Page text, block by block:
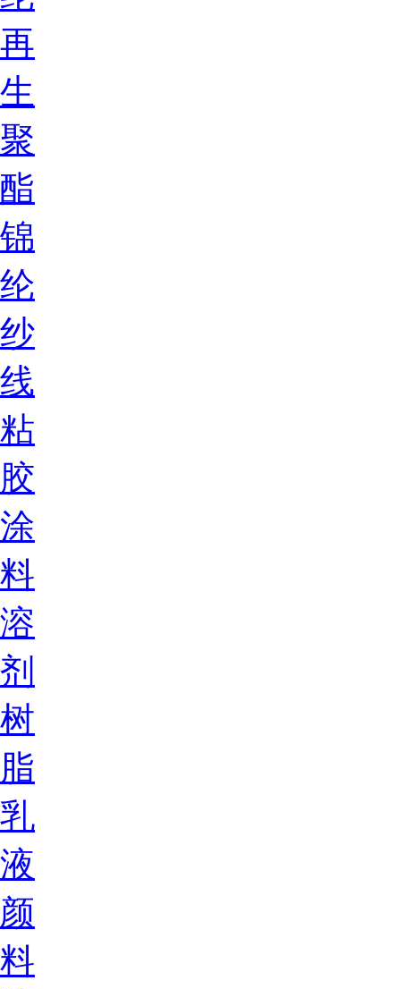
再
生
聚
酯
锦
纶
纱
线
粘
胶
涂
料
溶
剂
树
脂
乳
液
颜
料